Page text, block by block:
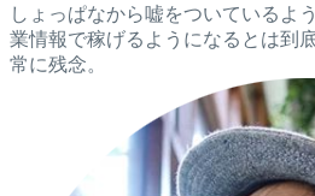
しょっぱなから嘘をついているよ
業情報で稼げるようになるとは到
常に残念。